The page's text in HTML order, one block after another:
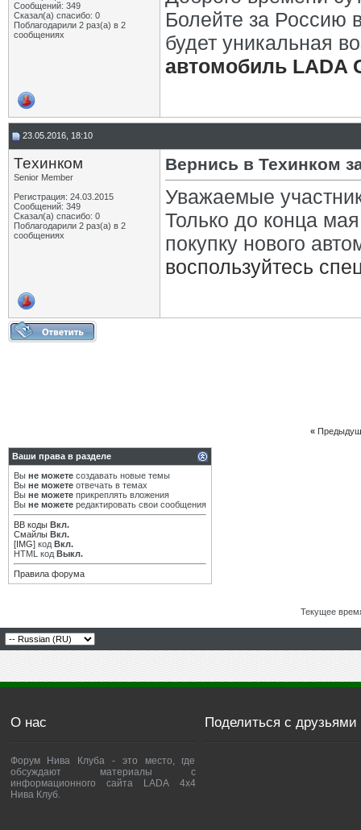
Сообщений: 349
Сказал(а) спасибо: 0
Поблагодарили 2 раз(а) в 2
сообщениях
Болейте за Россию
будет уникальная
автомобиль LADA
23.05.2016, 18:10
Техинком
Senior Member
Регистрация: 24.03.2015
Сообщений: 349
Сказал(а) спасибо: 0
Поблагодарили 2 раз(а) в 2
сообщениях
Вернись в Техинком
Уважаемые
Только до конца
покупку нового
воспользуйтесь
«
Ваши права в разделе
Вы не можете создавать новые темы
Вы не можете отвечать в темах
Вы не можете прикреплять вложения
Вы не можете редактировать свои сообщения
BB коды Вкл.
Смайлы Вкл.
[IMG] код Вкл.
HTML код Выкл.
Правила форума
Текущее
О нас
Форум Нива Клуба - это место, где
обсуждают материалы с
информационного сайта LADA 4x4
Нива Клуб.
Поделиться с друзьями